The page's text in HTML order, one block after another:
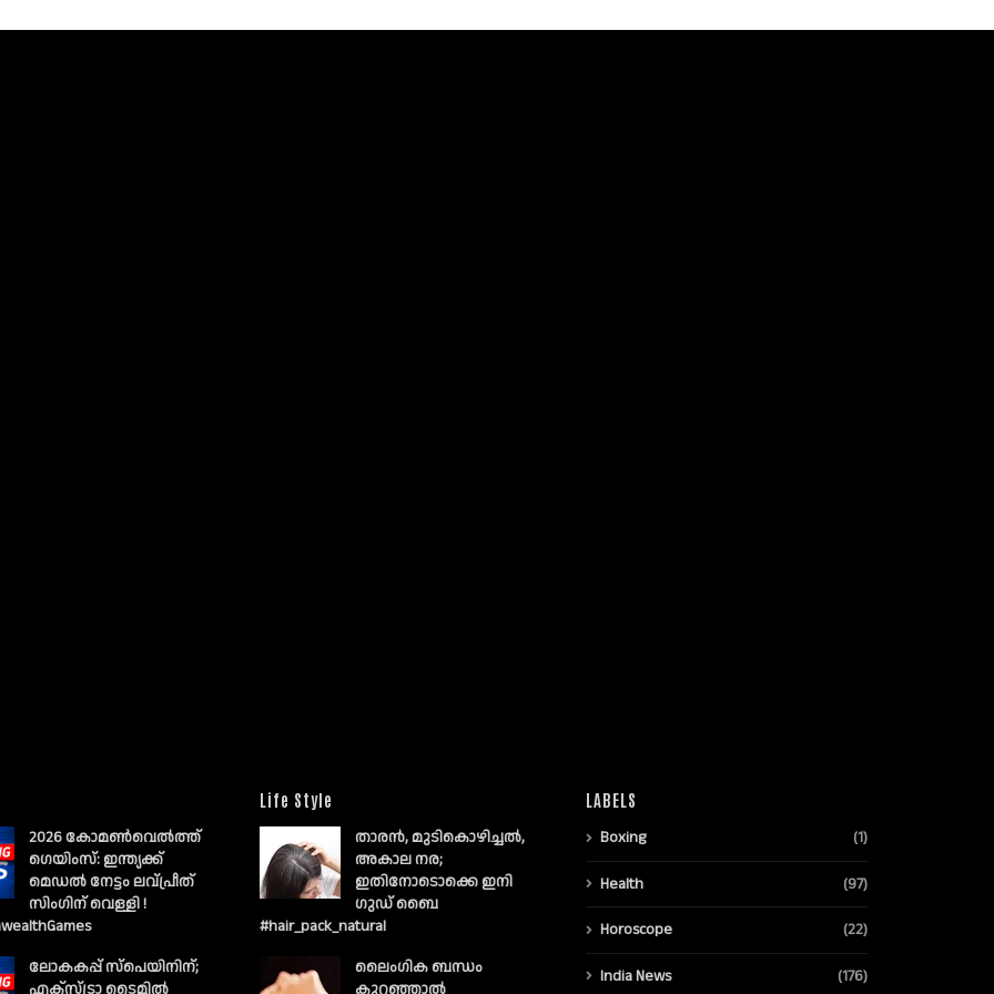
2026 കോമൺവെൽത്ത്
ഗെയിംസ്: ഇന്ത്യക്ക്
മെഡൽ നേട്ടം ലവ്പ്രീത്
സിംഗിന് വെള്ളി !
ലോകകപ്പ് സ്പെയിനിന്;
എക്സ്ട്രാ ടൈമിൽ
Life Style
താരൻ, മുടികൊഴിച്ചൽ,
അകാല നര;
ഇതിനോടൊക്കെ ഇനി
ഗുഡ് ബൈ
#hair_pack_natural
ലൈംഗിക ബന്ധം
കുറഞ്ഞാല്‍
LABELS
Boxing (1)
Health (97)
Horoscope (22)
India News (176)